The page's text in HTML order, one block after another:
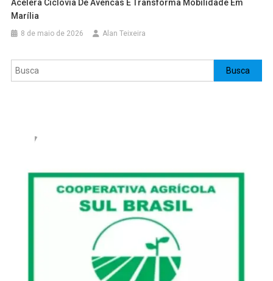
Acelera Ciclovia De Avencas E Transforma Mobilidade Em
Marília
8 de maio de 2026 Alan Teixeira
Pesquisar Busca